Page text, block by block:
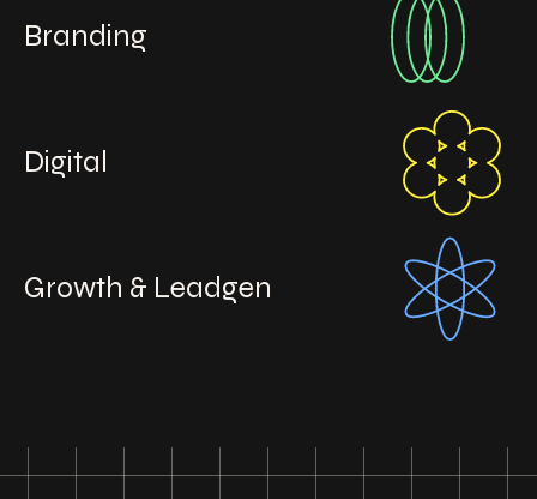
Branding
Digital
Growth & Leadgen